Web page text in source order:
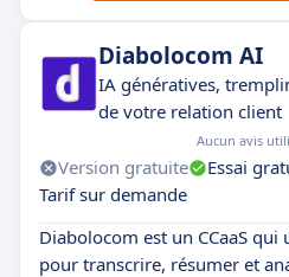
Diabolocom AI
IA génératives,
de votre relation client
Aucun avis
Version gratuite Essai
Tarif sur demande
Diabolocom est un CCaaS
pour transcrire, résumer et